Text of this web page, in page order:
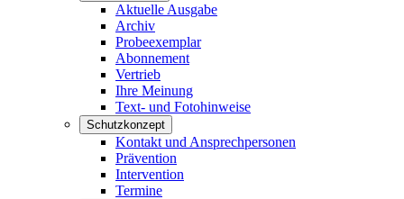
Aktuelle Ausgabe
Archiv
Probeexemplar
Abonnement
Vertrieb
Ihre Meinung
Text- und Fotohinweise
Schutzkonzept
Kontakt und Ansprechpersonen
Prävention
Intervention
Termine